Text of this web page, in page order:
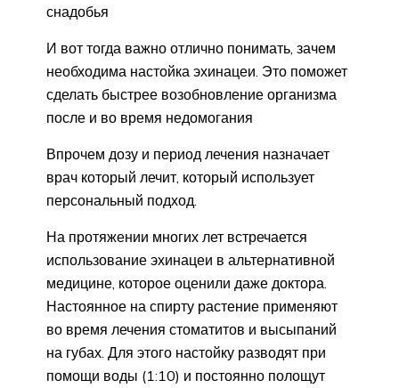
снадобья
И вот тогда важно отлично понимать, зачем
необходима настойка эхинацеи. Это поможет
сделать быстрее возобновление организма
после и во время недомогания
Впрочем дозу и период лечения назначает
врач который лечит, который использует
персональный подход.
На протяжении многих лет встречается
использование эхинацеи в альтернативной
медицине, которое оценили даже доктора.
Настоянное на спирту растение применяют
во время лечения стоматитов и высыпаний
на губах. Для этого настойку разводят при
помощи воды (1:10) и постоянно полощут